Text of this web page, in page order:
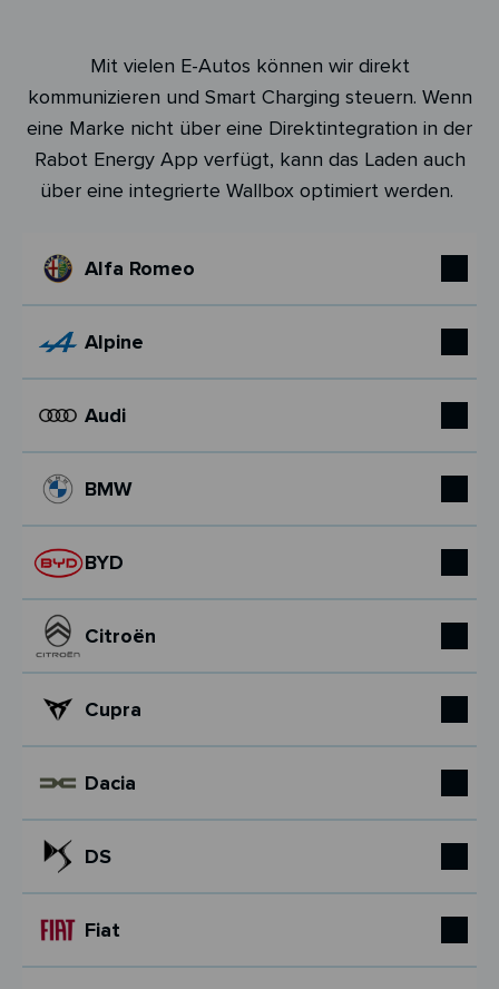
Mit vielen E-Autos können wir direkt
kommunizieren und Smart Charging steuern. Wenn
eine Marke nicht über eine Direktintegration in der
Rabot Energy App verfügt, kann das Laden auch
über eine integrierte Wallbox optimiert werden.
Alfa Romeo
Alpine
Audi
BMW
BYD
Citroën
Cupra
Dacia
DS
Fiat